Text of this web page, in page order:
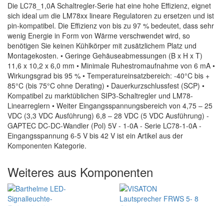
Die LC78_1,0A Schaltregler-Serie hat eine hohe Effizienz, eignet
sich ideal um die LM78xx lineare Regulatoren zu ersetzen und ist
pin-kompatibel. Die Effizienz von bis zu 97 % bedeutet, dass sehr
wenig Energie in Form von Wärme verschwendet wird, so
benötigen Sie keinen Kühlkörper mit zusätzlichem Platz und
Montagekosten. • Geringe Gehäuseabmessungen (B x H x T)
11,6 x 10,2 x 6,0 mm • Minimale Ruhestromaufnahme von 6 mA •
Wirkungsgrad bis 95 % • Temperatureinsatzbereich: -40°C bis +
85°C (bis 75°C ohne Derating) • Dauerkurzschlussfest (SCP) •
Kompatibel zu marktüblichen SIP3-Schaltregler und LM78-
Linearreglern • Weiter Eingangsspannungsbereich von 4,75 – 25
VDC (3,3 VDC Ausführung) 6,8 – 28 VDC (5 VDC Ausführung) -
GAPTEC DC-DC-Wandler (Pol) 5V - 1-0A - Serie LC78-1-0A -
Eingangsspannung 6-5 V bis 42 V ist ein Artikel aus der
Komponenten Kategorie.
Weiteres aus Komponenten